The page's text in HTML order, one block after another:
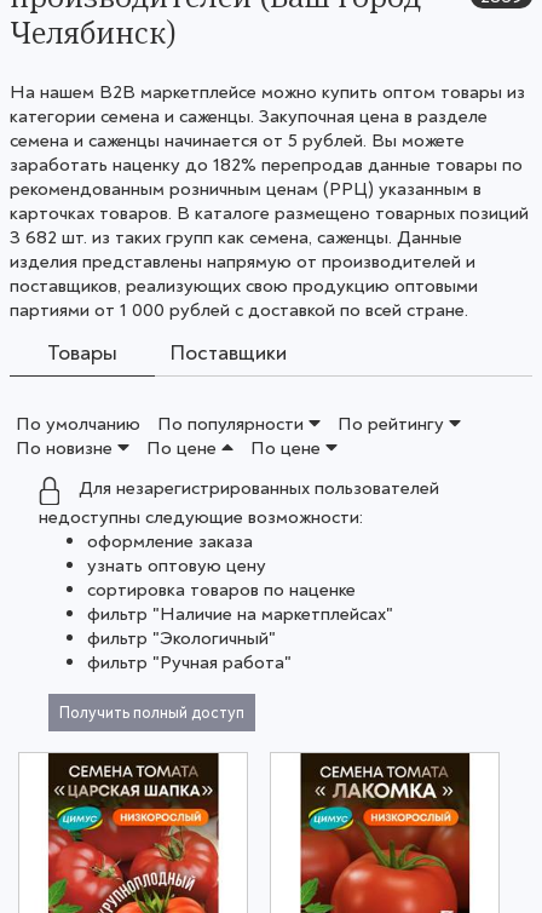
Челябинск)
На нашем B2B маркетплейсе можно купить оптом товары из
категории семена и саженцы. Закупочная цена в разделе
семена и саженцы начинается от 5 рублей. Вы можете
заработать наценку до 182% перепродав данные товары по
рекомендованным розничным ценам (РРЦ) указанным в
карточках товаров. В каталоге размещено товарных позиций
3 682 шт. из таких групп как семена, саженцы. Данные
изделия представлены напрямую от производителей и
поставщиков, реализующих свою продукцию оптовыми
партиями от 1 000 рублей с доставкой по всей стране.
Товары Поставщики
По умолчанию По популярности
По рейтингу
По новизне
По цене
По цене
Для незарегистрированных пользователей
недоступны следующие возможности:
оформление заказа
узнать оптовую цену
сортировка товаров по наценке
фильтр "Наличие на маркетплейсах"
фильтр "Экологичный"
фильтр "Ручная работа"
Получить полный доступ